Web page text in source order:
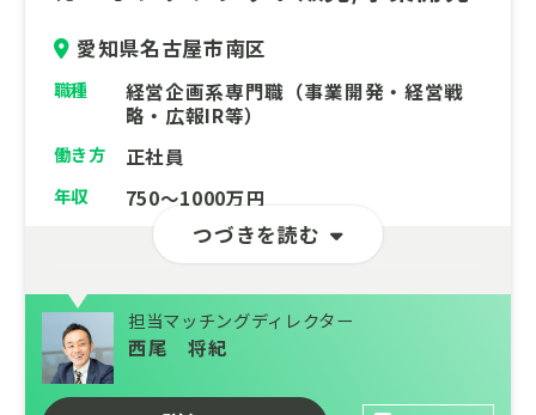
愛知県名古屋市南区
職種
経営企画系専門職（事業開発・経営戦
略・広報IR等）
働き方 正社員
年収 750～1000万円
つづきを読む
担当マッチングディレクター
西尾 将紀